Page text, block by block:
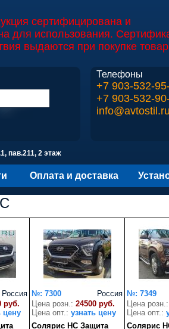
сертифицирована и
для использования.
выдаются при покупке
Телефоны
+7 903-532-
+7 903-532-
info@avtostil.ru
пав.211, 2 этаж
Оплата и доставка
Россия
руб.
цену
Россия
№: 7300
Цена розн.: 24500 руб.
Цена опт.: узнать цену
Солярис HC Защита
№: 7349
Цена розн.:
Цена опт.:
Солярис